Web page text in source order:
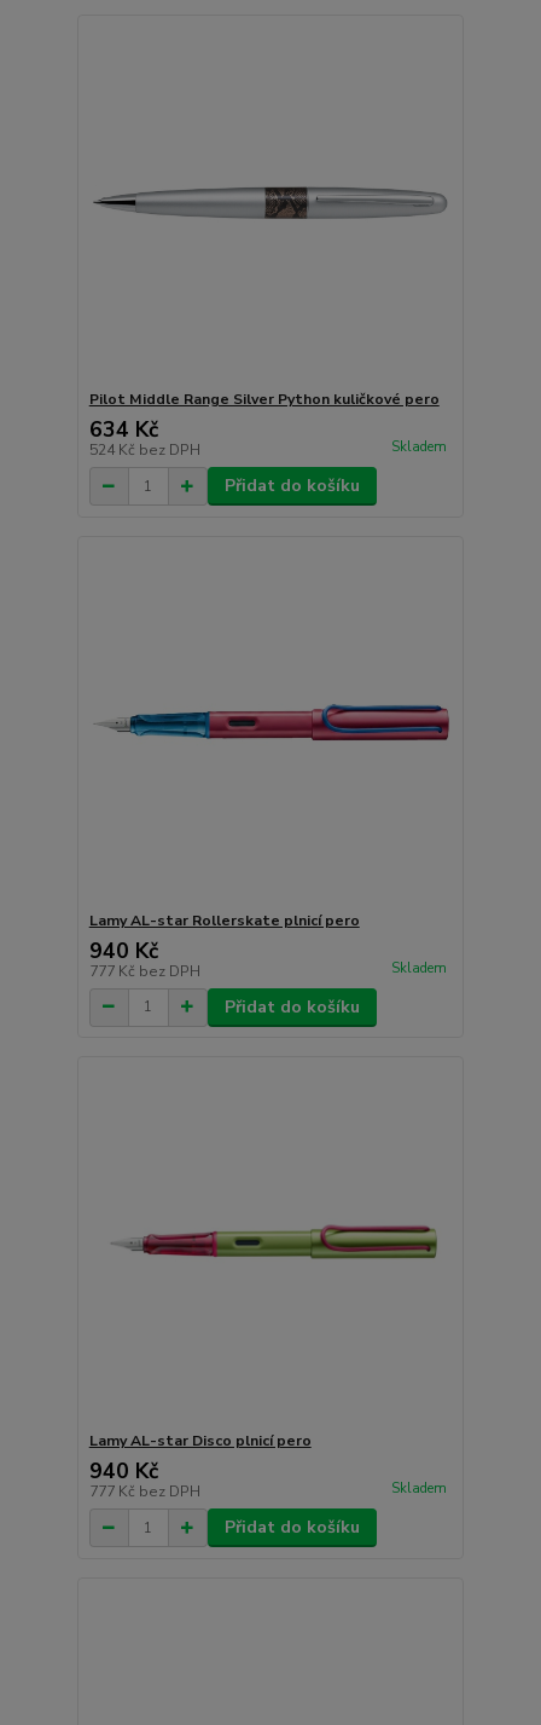
Pilot Middle Range Silver Python kuličkové pero
634 Kč
524 Kč bez DPH Skladem
Přidat do košíku
Lamy AL-star Rollerskate plnicí pero
940 Kč
777 Kč bez DPH Skladem
Přidat do košíku
Lamy AL-star Disco plnicí pero
940 Kč
777 Kč bez DPH Skladem
Přidat do košíku